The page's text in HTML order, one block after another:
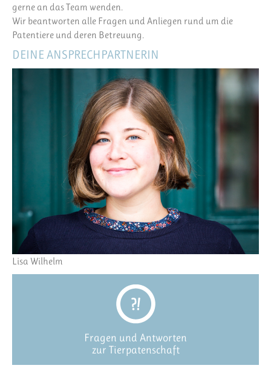
gerne an das Team wenden.
Wir beantworten alle Fragen und Anliegen rund um die
Patentiere und deren Betreuung.
DEINE ANSPRECHPARTNERIN
Lisa Wilhelm
Fragen und Antworten
zur Tierpatenschaft